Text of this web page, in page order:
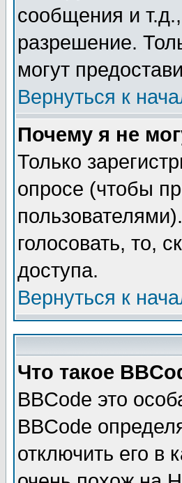
сообщения и
разрешение.
могут
Вернуться к
Почему я не
Только
опросе (чтобы
голосовать, то,
доступа.
Вернуться к
Что такое
BBCode это
BBCode
отключить его